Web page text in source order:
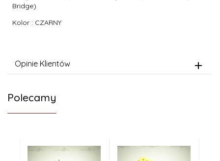
Bridge)
Kolor : CZARNY
Opinie Klientów
Polecamy